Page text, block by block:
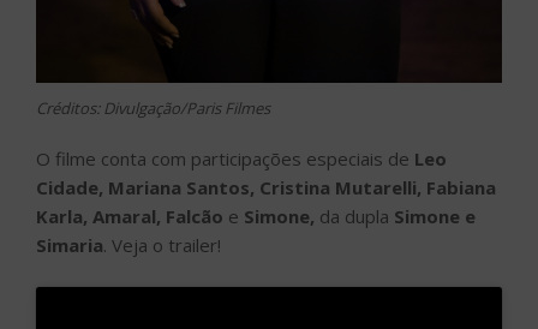
Créditos: Divulgação/Paris Filmes
O filme conta com participações especiais de Leo
Cidade, Mariana Santos, Cristina Mutarelli, Fabiana
Karla, Amaral, Falcão e Simone, da dupla Simone e
Simaria. Veja o trailer!